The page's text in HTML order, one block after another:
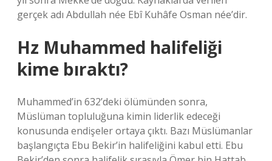
gerçek adı Abdullah née Ebî Kuhâfe Osman née’dir.
Hz Muhammed halifeliği
kime bıraktı?
Muhammed’in 632’deki ölümünden sonra,
Müslüman topluluğuna kimin liderlik edeceği
konusunda endişeler ortaya çıktı. Bazı Müslümanlar
başlangıçta Ebu Bekir’in halifeliğini kabul etti. Ebu